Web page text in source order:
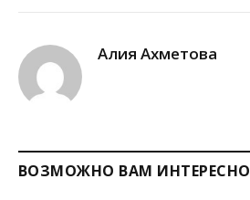
Алия Ахметова
ВОЗМОЖНО ВАМ ИНТЕРЕСНО